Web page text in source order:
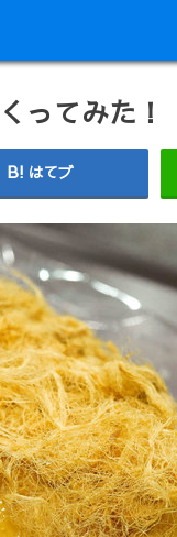
ってみた！
はてブ